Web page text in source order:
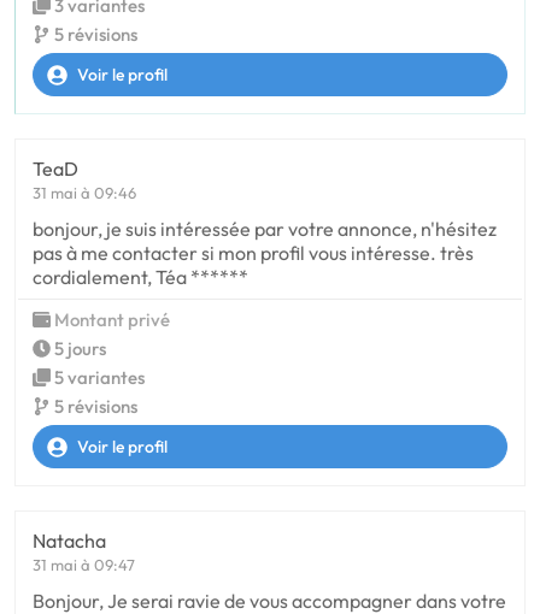
3 variantes
5 révisions
Voir le profil
TeaD
31 mai à 09:46
bonjour, je suis intéressée par votre annonce, n'hésitez
pas à me contacter si mon profil vous intéresse. très
cordialement, Téa ******
Montant privé
5 jours
5 variantes
5 révisions
Voir le profil
Natacha
31 mai à 09:47
Bonjour, Je serai ravie de vous accompagner dans votre